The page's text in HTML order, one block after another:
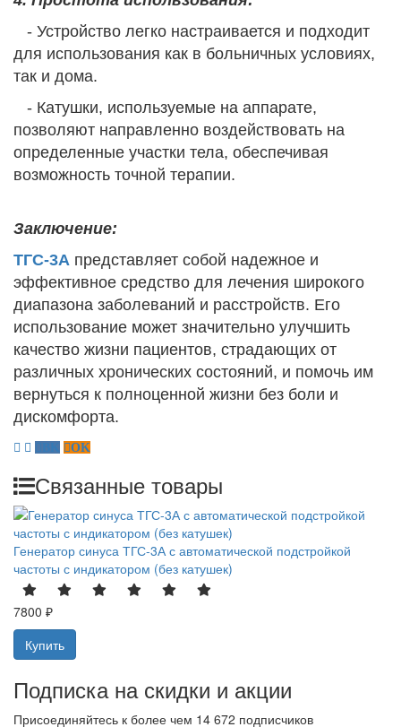
- Устройство легко настраивается и подходит
для использования как в больничных условиях,
так и дома.
- Катушки, используемые на аппарате,
позволяют направленно воздействовать на
определенные участки тела, обеспечивая
возможность точной терапии.
Заключение:
ТГС-3А представляет собой надежное и
эффективное средство для лечения широкого
диапазона заболеваний и расстройств. Его
использование может значительно улучшить
качество жизни пациентов, страдающих от
различных хронических состояний, и помочь им
вернуться к полноценной жизни без боли и
дискомфорта.
Связанные товары
Генератор синуса ТГС-3А с автоматической подстройкой
частоты с индикатором (без катушек)
7800 ₽
Купить
Подписка на скидки и акции
Присоединяйтесь к более чем 14 672 подписчиков